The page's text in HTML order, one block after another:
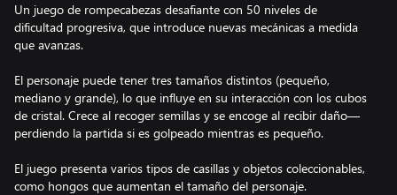
Un juego de rompecabezas desafiante con 50 niveles de
dificultad progresiva, que introduce nuevas mecánicas a medida
que avanzas.
El personaje puede tener tres tamaños distintos (pequeño,
mediano y grande), lo que influye en su interacción con los cubos
de cristal. Crece al recoger semillas y se encoge al recibir daño—
perdiendo la partida si es golpeado mientras es pequeño.
El juego presenta varios tipos de casillas y objetos coleccionables,
como hongos que aumentan el tamaño del personaje.